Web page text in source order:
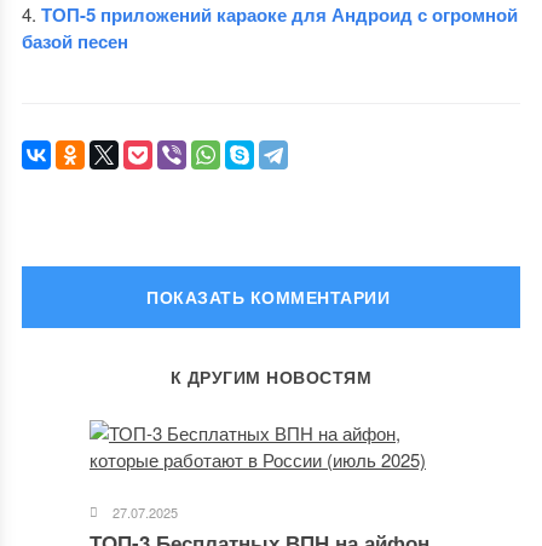
ТОП-5 приложений караоке для Андроид с огромной
базой песен
ОСТАВИТЬ КОММЕНТАРИЙ
Ваш адрес email не будет опубликован.
помечены*
К ДРУГИМ НОВОСТЯМ
27.07.2025